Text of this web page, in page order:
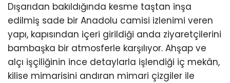
Dışarıdan bakıldığında kesme taştan inşa
edilmiş sade bir Anadolu camisi izlenimi veren
yapı, kapısından içeri girildiği anda ziyaretçilerini
bambaşka bir atmosferle karşılıyor. Ahşap ve
alçı işçiliğinin ince detaylarla işlendiği iç mekân,
kilise mimarisini andıran mimari çizgiler ile